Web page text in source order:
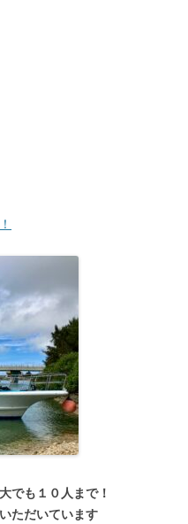
でも１０人まで！
ただいています